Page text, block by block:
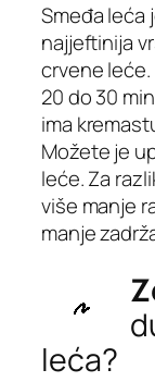
Smeđa leća
najjeftinija
crvene
20 do 30
ima
Možete je
leće. Za
više manje
manje
leća?